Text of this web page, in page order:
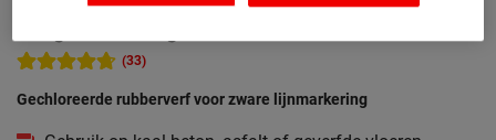
(33)
Gechloreerde rubberverf voor zware lijnmarkering